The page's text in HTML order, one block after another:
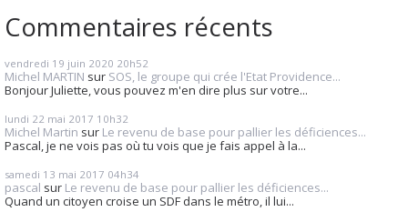
Commentaires récents
vendredi 19 juin 2020 20h52
Michel MARTIN sur SOS, le groupe qui crée l'Etat Providence...
Bonjour Juliette, vous pouvez m'en dire plus sur votre...
lundi 22 mai 2017 10h32
Michel Martin sur Le revenu de base pour pallier les déficiences...
Pascal, je ne vois pas où tu vois que je fais appel à la...
samedi 13 mai 2017 04h34
pascal sur Le revenu de base pour pallier les déficiences...
Quand un citoyen croise un SDF dans le métro, il lui...